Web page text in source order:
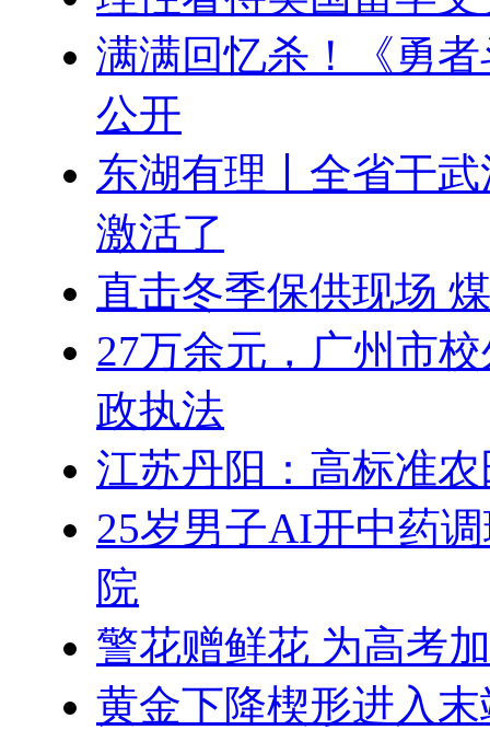
满满回忆杀！《勇
公开
东湖有理丨全省干
激活了
直击冬季保供现场
27万余元，广州市
政执法
江苏丹阳：高标准
25岁男子AI开中药
院
警花赠鲜花 为高考
黄金下降楔形进入